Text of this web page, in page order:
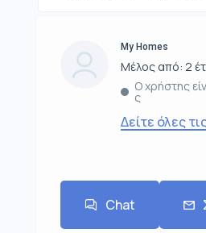
My Homes
Μέλος από: 2
Ο χρήστης
ς
Δείτε όλες
Chat